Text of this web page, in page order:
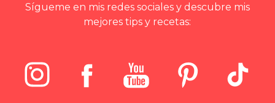
Sígueme en mis redes sociales y descubre mis
mejores tips y recetas: